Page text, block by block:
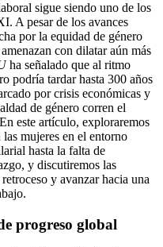
sigue siendo uno de los
A pesar de los avances
por la equidad de género
con dilatar aún más
ha señalado que al ritmo
podría tardar hasta 300 años
por crisis económicas y
de género corren el
este artículo, exploraremos
mujeres en el entorno
hasta la falta de
y discutiremos las
y avanzar hacia una
progreso global